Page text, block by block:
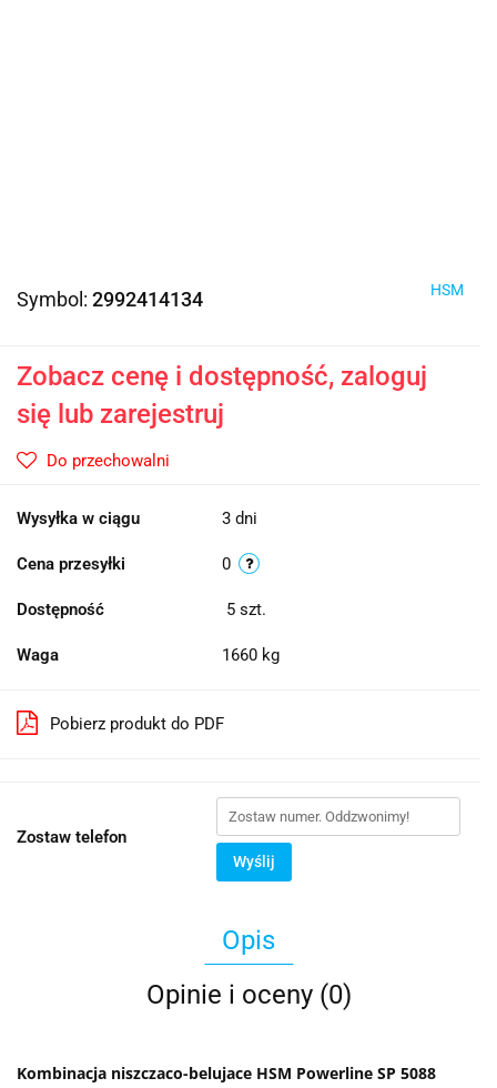
Symbol: 2992414134 HSM
Zobacz cenę i dostępność, zaloguj
się lub zarejestruj
Do przechowalni
Wysyłka w ciągu 3 dni
Cena przesyłki 0
Dostępność 5 szt.
Waga 1660 kg
Pobierz produkt do PDF
Zostaw telefon
Wyślij
Opis
Opinie i oceny (0)
Kombinacja niszczaco-belujace HSM Powerline SP 5088